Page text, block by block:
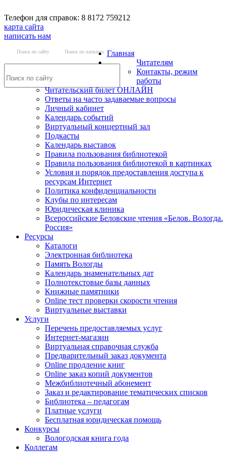
Телефон для справок: 8 8172 759212
карта сайта
написать нам
Поиск по сайту Поиск по каталогу Главная
Читателям
Контакты, режим
работы
Читательский билет ОНЛАЙН
Ответы на часто задаваемые вопросы
Личный кабинет
Календарь событий
Виртуальный концертный зал
Подкасты
Календарь выставок
Правила пользования библиотекой
Правила пользования библиотекой в картинках
Условия и порядок предоставления доступа к
ресурсам Интернет
Политика конфиденциальности
Клубы по интересам
Юридическая клиника
Всероссийские Беловские чтения «Белов. Вологда.
Россия»
Ресурсы
Каталоги
Электронная библиотека
Память Вологды
Календарь знаменательных дат
Полнотекстовые базы данных
Книжные памятники
Online тест проверки скорости чтения
Виртуальные выставки
Услуги
Перечень предоставляемых услуг
Интернет-магазин
Виртуальная справочная служба
Предварительный заказ документа
Online продление книг
Online заказ копий документов
Межбиблиотечный абонемент
Заказ и редактирование тематических списков
Библиотека – педагогам
Платные услуги
Бесплатная юридическая помощь
Конкурсы
Вологодская книга года
Коллегам